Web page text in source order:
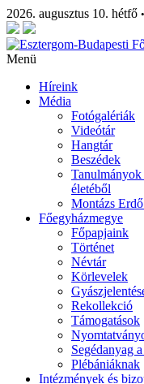
2026. augusztus 10. hétfő •
Menü
Híreink
Média
Fotógalériák
Videótár
Hangtár
Beszédek
Tanulmányok
életéből
Montázs
Főegyházmegye
Főpapjaink
Történet
Névtár
Körlevelek
Rekollekció
Támogatások
Segédanyag
Plébániáknak
Intézmények és